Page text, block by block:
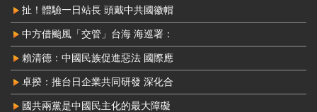
扯！體驗一日站長 頭戴中共國徽帽
中方借颱風「交管」台海 海巡署：
賴清德：中國民族促進惡法 國際應
卓揆：推台日企業共同研發 深化合
國共兩黨是中國民主化的最大障礙